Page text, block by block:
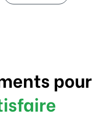
pour